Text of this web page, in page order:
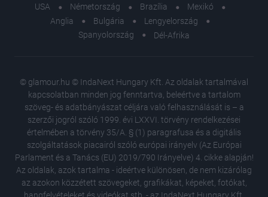
USA Németország Brazília
Mexikó
Anglia
Bulgária
Lengyelország
Spanyolország
Dél-Afrika
© glamour.hu © IndaNext Hungary Kft. Az oldalak tartalmával
kapcsolatban minden jog fenntartva, beleértve a tartalom
szöveg- és adatbányászat céljára való felhasználását is – a
szerzői jogról szóló 1999. évi LXXVI. törvény rendelkezései
értelmében a törvény 35/A. § (1) paragrafusa és a digitális
szolgáltatások piacairól szóló európai irányelv (Az Európai
Parlament és a Tanács (EU) 2019/790 Irányelve) 4. cikke alapján!
Az oldalak, azok tartalma - ideértve különösen, de nem kizárólag
az azokon közzétett szövegeket, grafikákat, képeket, fotókat,